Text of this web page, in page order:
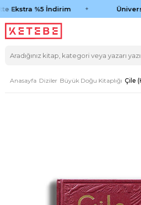
Ekstra %5 İndirim
Anasayfa Diziler Büyük Doğu Kitaplığı Çile